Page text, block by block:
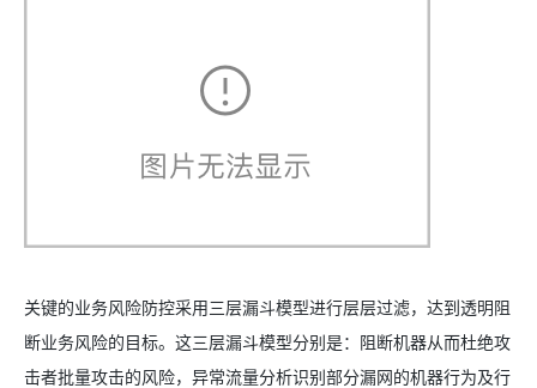
关键的业务风险防控采用三层漏斗模型进行层层过滤，达到透明阻
断业务风险的目标。这三层漏斗模型分别是：阻断机器从而杜绝攻
击者批量攻击的风险，异常流量分析识别部分漏网的机器行为及行